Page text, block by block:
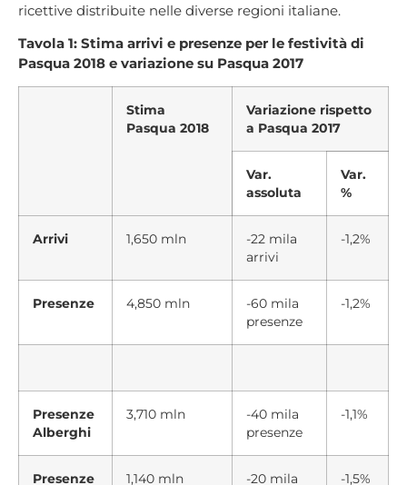
ricettive distribuite nelle diverse regioni italiane.
Tavola 1: Stima arrivi e presenze per le festività di
Pasqua 2018 e variazione su Pasqua 2017
Stima
Pasqua 2018
Variazione rispetto
a Pasqua 2017
Var.
assoluta
Var.
%
Arrivi 1,650 mln
-22 mila
arrivi
-1,2%
Presenze 4,850 mln
-60 mila
presenze
-1,2%
Presenze
Alberghi
3,710 mln
-40 mila
presenze
-1,1%
Presenze
1,140 mln
-20 mila
-1,5%